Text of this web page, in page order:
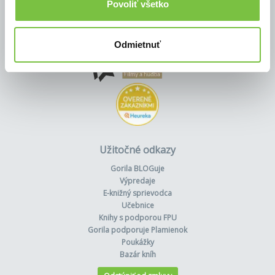
Povoliť všetko
Odmietnuť
Užitočné odkazy
Gorila BLOGuje
Výpredaje
E-knižný sprievodca
Učebnice
Knihy s podporou FPU
Gorila podporuje Plamienok
Poukážky
Bazár kníh